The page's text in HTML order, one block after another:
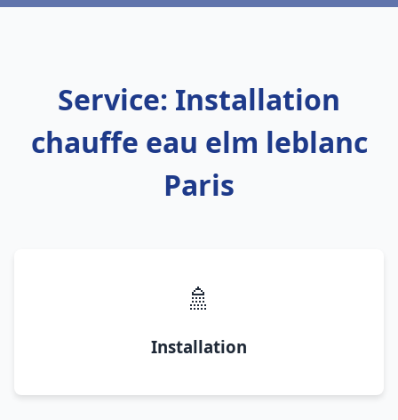
Service: Installation
chauffe eau elm leblanc
Paris
🚿
Installation